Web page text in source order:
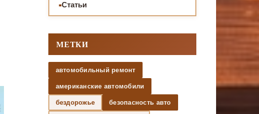
Статьи
МЕТКИ
автомобильный ремонт
американские автомобили
бездорожье безопасность авто